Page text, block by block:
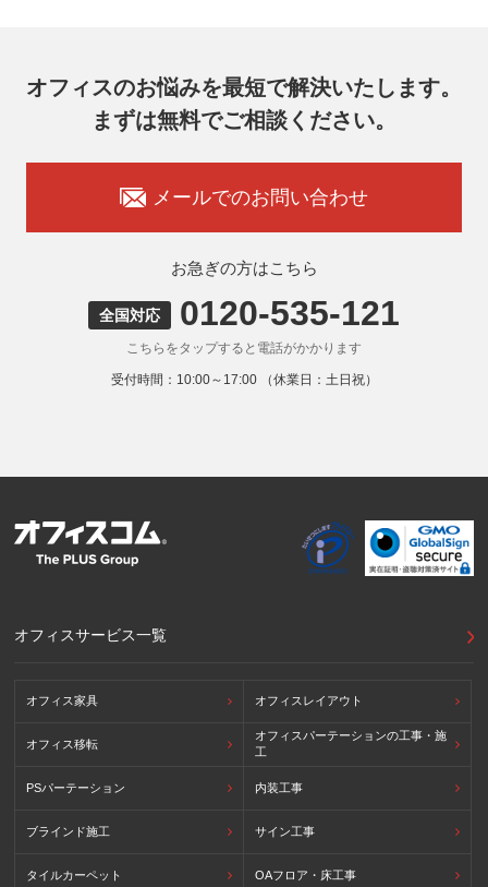
オフィスのお悩みを最短で解決いたします。
まずは無料でご相談ください。
メールでのお問い合わせ
お急ぎの方はこちら
全国対応 0120-535-121
こちらをタップすると電話がかかります
受付時間：10:00～17:00 （休業日：土日祝）
オフィスサービス一覧
オフィス家具 オフィスレイアウト
オフィス移転
オフィスパーテーションの工事・施
工
PSパーテーション 内装工事
ブラインド施工 サイン工事
タイルカーペット OAフロア・床工事